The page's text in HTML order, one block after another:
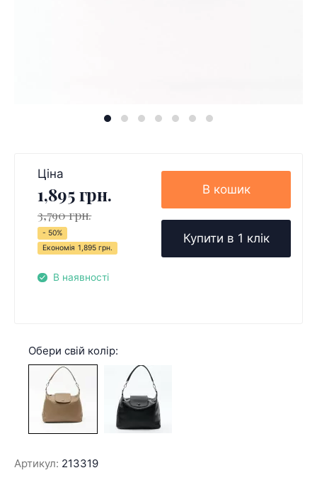
Ціна
1,895 грн.
3,790 грн.
- 50%
Економія 1,895 грн.
В наявності
В кошик
Купити в 1 клік
Обери свій колір:
Артикул: 213319